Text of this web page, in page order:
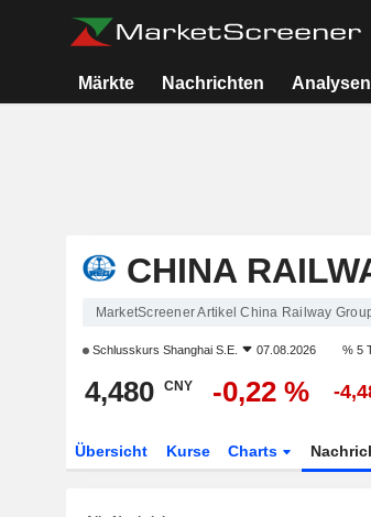
Märkte Nachrichten Analysen
CHINA
MarketScreener Artikel China Railway
Schlusskurs Shanghai S.E. 07.08.2026 % 5
4,480 CNY -0,22 % -
Übersicht Kurse Charts